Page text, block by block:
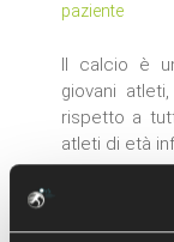
paziente
Il calcio è
giovani
rispetto a
atleti di età